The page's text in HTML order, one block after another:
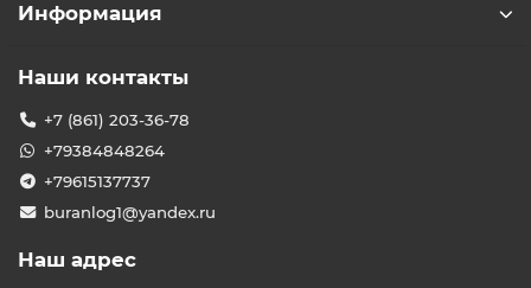
Информация
Наши контакты
+7 (861) 203-36-78
+79384848264
+79615137737
buranlog1@yandex.ru
Наш адрес